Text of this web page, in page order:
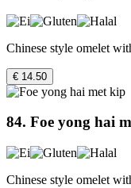
Chinese style omelet
€ 14.50
84. Foe yong hai
Chinese style omelet